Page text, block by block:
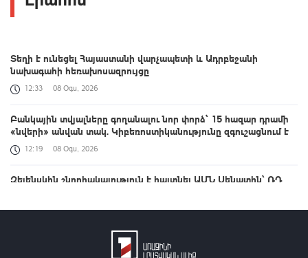
Տեղի է ունեցել Հայաստանի վարչապետի և Ադրբեջանի
նախագահի հեռախոսազրույցը
12:33 08 Օգս, 2026
Բանկային տվյալները գողանալու նոր փորձ՝ 15 հազար դրամի
«նվերի» անվան տակ. Կիբեռոստիկանությունը զգուշացնում է
12:19 08 Օգս, 2026
Զելենսկին շնորհակալություն է հայտնել ԱՄՆ Սենատին՝ ՌԴ
12:09 08 Օգս, 2026
Ես չեմ մոռանում ՀԴՄ կտրոնի մասին. վարչապետ